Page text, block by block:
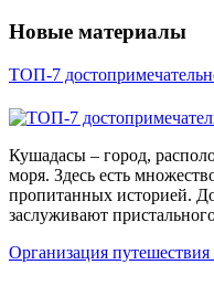
Новые материалы
ТОП-7
Кушадасы – город,
моря. Здесь есть
пропитанных историей.
заслуживают
Организация